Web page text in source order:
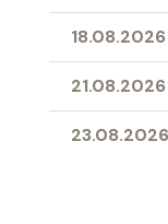
18.08.2026
21.08.2026
23.08.2026